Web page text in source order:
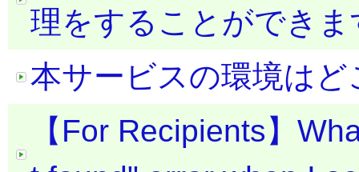
理をすることができま
本サービスの環境は
【For Recipients】